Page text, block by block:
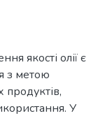
якості олії є
з метою
У